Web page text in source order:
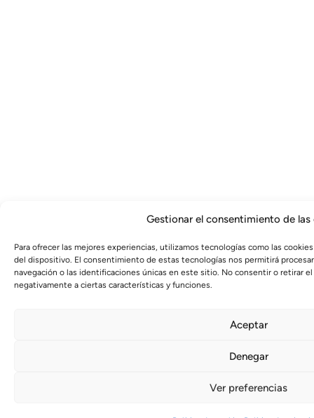
Gestionar el consentimiento de las
Para ofrecer las mejores experiencias, utilizamos tecnologías como las
del dispositivo. El consentimiento de estas tecnologías nos permitirá
navegación o las identificaciones únicas en este sitio. No consentir o retirar
negativamente a ciertas características y funciones.
Aceptar
Denegar
Ver preferencias